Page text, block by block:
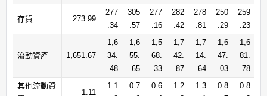
存貨 273.99
277
.34
305
.57
277
.16
282
.42
278
.81
250
.29
259
.23
流動資產 1,651.67
1,6
34.
48
1,6
55.
65
1,5
68.
33
1,7
42.
87
1,7
14.
64
1,6
47.
03
1,6
81.
78
其他流動資
1.11
1.1
0.7
0.6
1.2
1.3
0.8
0.8